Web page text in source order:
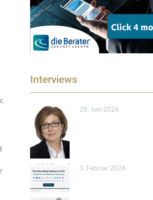
Interviews
28. Juni 2026
3. Februar 2026